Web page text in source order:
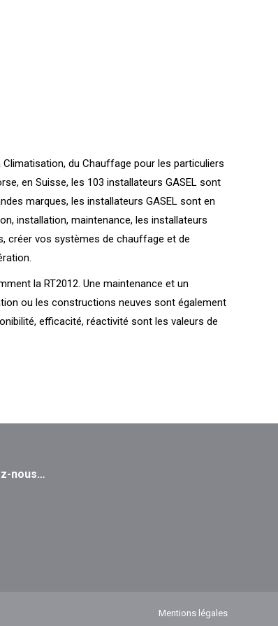
du Chauffage pour les particuliers
en Suisse, les 103 installateurs GASEL sont
marques, les installateurs GASEL sont en
installation, maintenance, les installateurs
créer vos systèmes de chauffage et de
la RT2012. Une maintenance et un
ou les constructions neuves sont également
efficacité, réactivité sont les valeurs de
nous…
nous sur :
Mentions légales